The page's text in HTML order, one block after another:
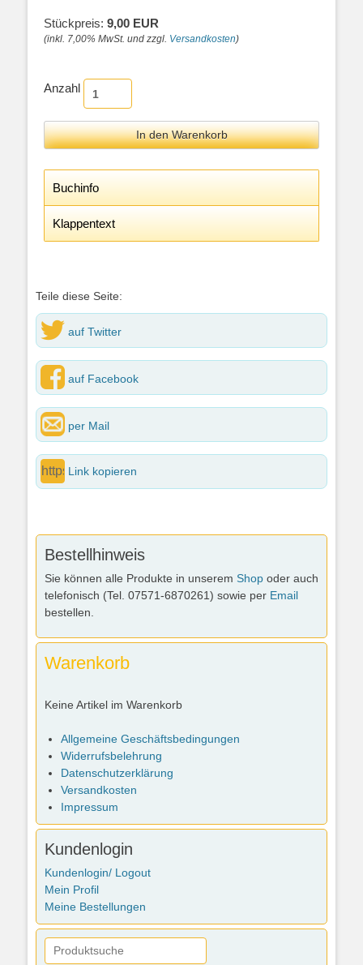
Stückpreis: 9,00 EUR
(inkl. 7,00% MwSt. und zzgl. Versandkosten)
Anzahl
Buchinfo
Klappentext
Teile diese Seite:
auf Twitter
auf Facebook
per Mail
Link kopieren
Bestellhinweis
Sie können alle Produkte in unserem Shop oder auch
telefonisch (Tel. 07571-6870261) sowie per Email
bestellen.
Warenkorb
Keine Artikel im Warenkorb
Allgemeine Geschäftsbedingungen
Widerrufsbelehrung
Datenschutzerklärung
Versandkosten
Impressum
Kundenlogin
Kundenlogin/ Logout
Mein Profil
Meine Bestellungen